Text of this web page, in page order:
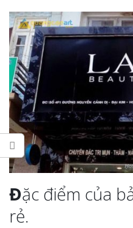
Đặc điểm của
rẻ.
Làm bảng hiệu
Nghệ An